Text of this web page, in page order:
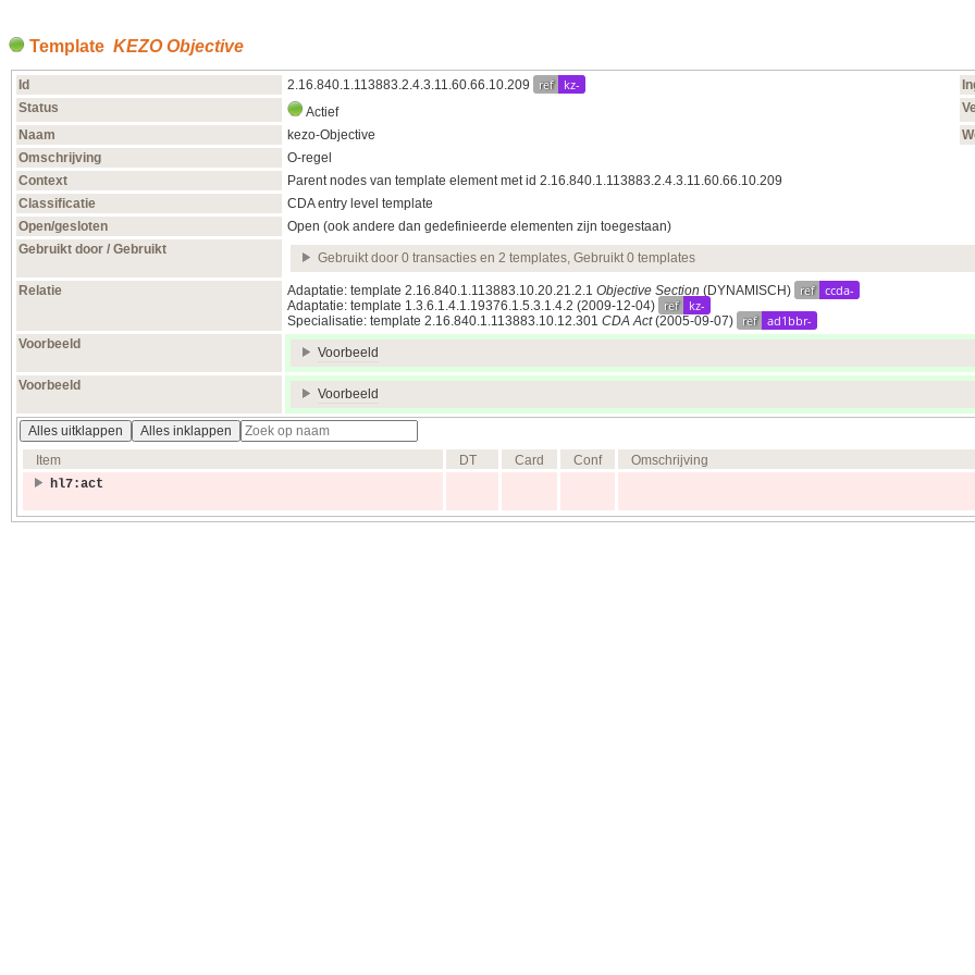
Template KEZO Objective
Id 2.16.840.1.113883.2.4.3.11.60.66.10.209 ref kz-
Status
Actief
Naam
kezo-Objective
Omschrijving
O-regel
Context
Parent nodes van template element met id 2.16.840.1.113883.2.4.3.11.60.66.10.209
Classificatie
CDA entry level template
Open/gesloten
Open (ook andere dan gedefinieerde elementen zijn toegestaan)
Gebruikt door / Gebruikt
Gebruikt door 0 transacties en 2 templates, Gebruikt 0 templates
Relatie Adaptatie: template 2.16.840.1.113883.10.20.21.2.1 Objective Section (DYNAMISCH) ref ccda-
Adaptatie: template 1.3.6.1.4.1.19376.1.5.3.1.4.2 (2009‑12‑04) ref kz-
Specialisatie: template 2.16.840.1.113883.10.12.301 CDA Act(2005‑09‑07) ref ad1bbr-
Voorbeeld
Voorbeeld
Voorbeeld
Voorbeeld
Alles uitklappen
Alles inklappen
Item
DT Card Conf
Omschrijving
hl7:act